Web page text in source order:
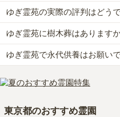
永代供養墓が約8万円からお求め
なお、ゆぎ霊苑がある東京都の相
別途）、樹木葬が約65万円、永代
お墓は、価格が高いものがよい、
きる場所を選ぶことです。
公共交通機関の場合、京王相模原
らバス「八王子駅南口」行（中山
下車徒歩3分です。
車の場合、中央自動車道「八王子
詳しいルートや地図は、本ページ
ゆぎ霊苑の実際の評判はどう
当サイトに寄せられた総合評価は
価されています。
利用者様からは「最寄りの駅から
ます。近くには食事をするところ
利です。」といったお声をいただ
ゆぎ霊苑に樹木葬はあります
はい、ゆぎ霊苑には2種類の樹木葬
費用は、約15万円からとなってお
ゆぎ霊苑がある東京都の樹木葬の
樹木葬について詳しく知りたい方は
ゆぎ霊苑で永代供養はお願い
はい、ゆぎ霊苑は永代供養に対応し
費用は、約8万円からとなっており
永代供養について詳しく知りたい方
東京都のおすすめ霊園